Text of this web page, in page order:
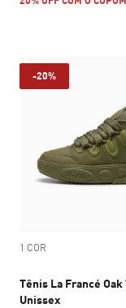
-20%
1 COR
Tênis La Francé Oak
Unissex